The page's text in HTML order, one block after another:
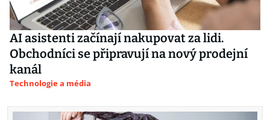
AI asistenti začínají nakupovat za lidi.
Obchodníci se připravují na nový prodejní
kanál
Technologie a média